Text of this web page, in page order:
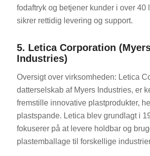
fodaftryk og betjener kunder i over 40
sikrer rettidig levering og support.
5. Letica Corporation
Industries)
Oversigt over virksomheden: Letica
datterselskab af Myers Industries, er
fremstille innovative plastprodukter,
plastspande. Letica blev grundlagt i
fokuserer på at levere holdbar og
plastemballage til forskellige